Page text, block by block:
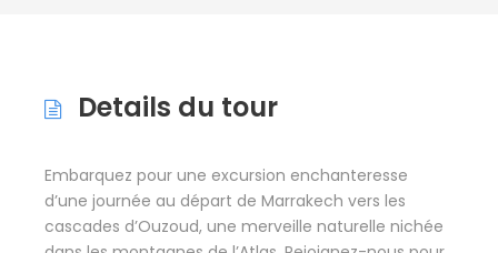
Details du tour
Embarquez pour une excursion enchanteresse
d’une journée au départ de Marrakech vers les
cascades d’Ouzoud, une merveille naturelle nichée